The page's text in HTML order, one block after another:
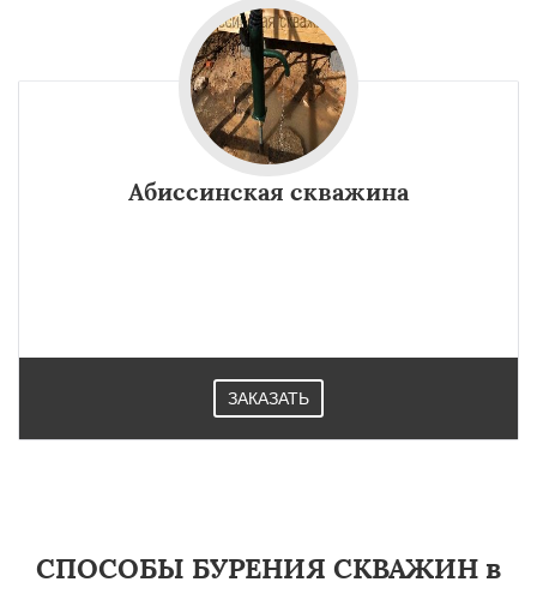
Абиссинская скважина
ЗАКАЗАТЬ
СПОСОБЫ БУРЕНИЯ СКВАЖИН в